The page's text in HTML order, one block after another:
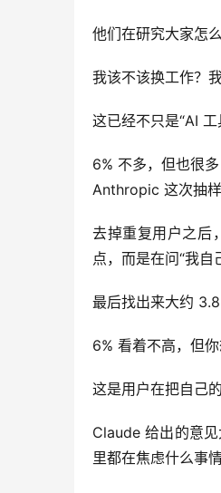
他们在研究大家怎
我该不该换工作？
这已经不只是“AI
6% 不多，但也很多
Anthropic 这次抽
去掉重复用户之后
点，而是在问“我自
最后找出来大约
6% 看着不高，但
这是用户在把自己
Claude 给出的意
里都在焦虑什么事情